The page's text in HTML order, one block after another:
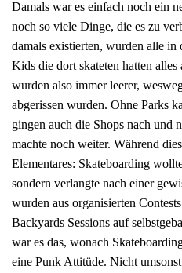
Damals war es einfach noch ein
noch so viele Dinge, die es zu
damals existierten, wurden alle in
Kids die dort skateten hatten alles
wurden also immer leerer,
abgerissen wurden. Ohne Parks
gingen auch die Shops nach und
machte noch weiter. Während
Elementares: Skateboarding
sondern verlangte nach einer
wurden aus organisierten
Backyards Sessions auf
war es das, wonach
eine Punk Attitüde. Nicht